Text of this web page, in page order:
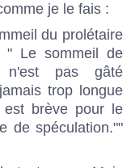
je le fais :
du prolétaire
" Le sommeil de
pas gâté
trop longue
brève pour le
de spéculation.""